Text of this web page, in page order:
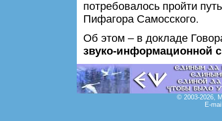
потребовалось пройти
Пифагора Самосского.
Об этом – в докладе
звуко-информационной
© 2003-2026,
E-